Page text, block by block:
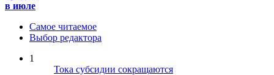
в июле
Самое читаемое
Выбор редактора
1
Тока субсидии сокращаются